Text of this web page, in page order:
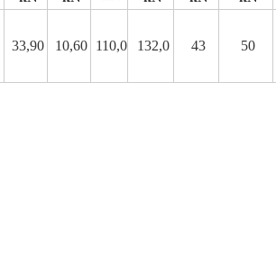
33,90 10,60 110,0 132,0 43 50